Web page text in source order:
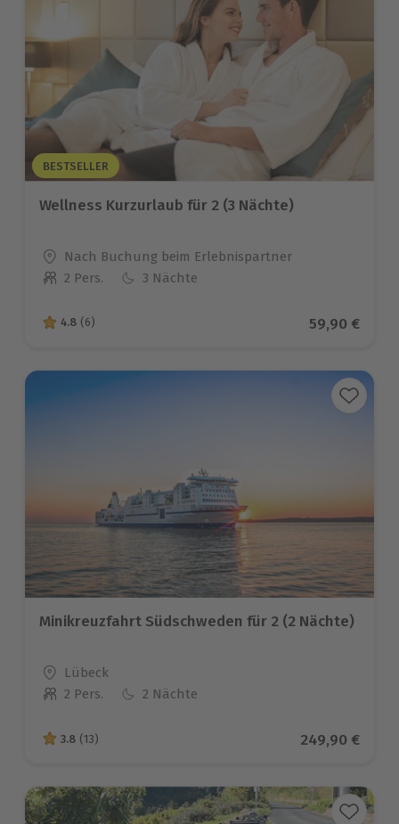
BESTSELLER
Wellness Kurzurlaub für 2 (3 Nächte)
Standort
Nach Buchung beim Erlebnispartner
Anzahl der Teilnehmer
2 Pers. 3 Nächte
4.8 von 5 Sternen basierend auf 6 Bewertungen
4.8 (6) Aktueller
59,90 €
Minikreuzfahrt Südschweden für 2 (2 Nächte)
Standort
Lübeck
Anzahl der Teilnehmer
2 Pers. 2 Nächte
3.8 von 5 Sternen basierend auf 13 Bewertungen
3.8 (13) Aktueller
249,90 €